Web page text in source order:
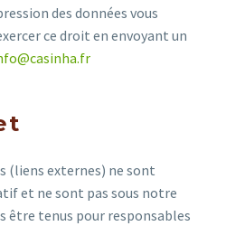
des données vous
ce droit en envoyant un
(liens externes) ne sont
et ne sont pas sous notre
être tenus pour responsables